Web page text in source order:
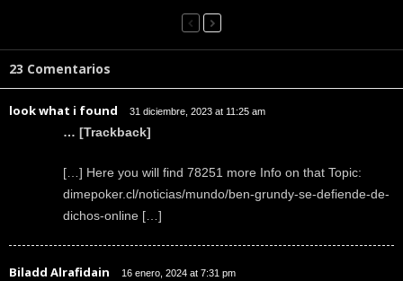
23 Comentarios
look what i found 31 diciembre, 2023 at 11:25 am
… [Trackback]
[…] Here you will find 78251 more Info on that Topic:
dimepoker.cl/noticias/mundo/ben-grundy-se-defiende-de-
dichos-online […]
Biladd Alrafidain 16 enero, 2024 at 7:31 pm